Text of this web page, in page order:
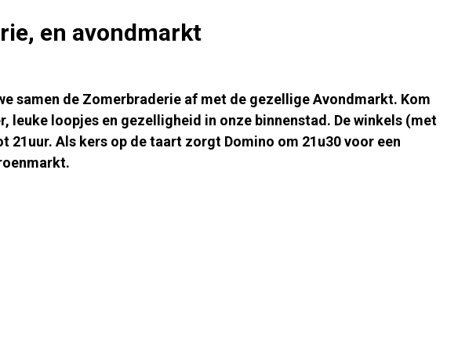
en avondmarkt
samen de Zomerbraderie af met de gezellige Avondmarkt. Kom
leuke loopjes en gezelligheid in onze binnenstad. De winkels (met
21uur. Als kers op de taart zorgt Domino om 21u30 voor een